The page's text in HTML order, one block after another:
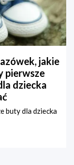
jakie
pierwsze
dziecka
buty dla dziecka